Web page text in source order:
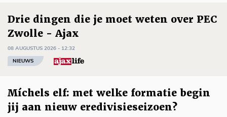
Drie dingen die je moet weten over PEC
Zwolle - Ajax
08 AUGUSTUS 2026 - 12:32
NIEUWS
Míchels elf: met welke formatie begin
jij aan nieuw eredivisieseizoen?